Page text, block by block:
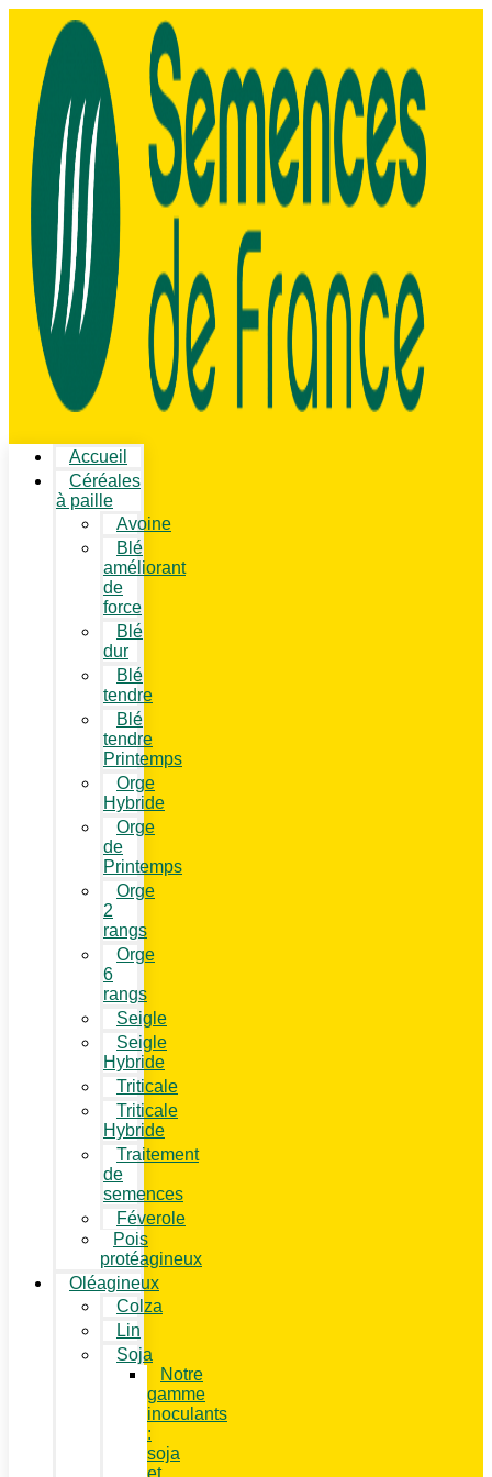
Accueil
Céréales
à paille
Avoine
Blé
améliorant
de
force
Blé
dur
Blé
tendre
Blé
tendre
Printemps
Orge
Hybride
Orge
de
Printemps
Orge
2
rangs
Orge
6
rangs
Seigle
Seigle
Hybride
Triticale
Triticale
Hybride
Traitement
de
semences
Féverole
Pois
protéagineux
Oléagineux
Colza
Lin
Soja
Notre
gamme
inoculants
:
soja
et